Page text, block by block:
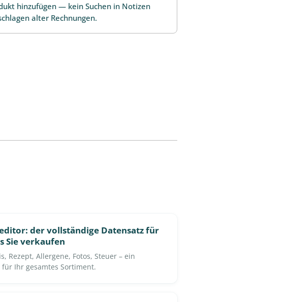
hinzufügen — kein Suchen in Notizen
alter Rechnungen.
der vollständige Datensatz für
Sie verkaufen
Rezept, Allergene, Fotos, Steuer – ein
Ihr gesamtes Sortiment.